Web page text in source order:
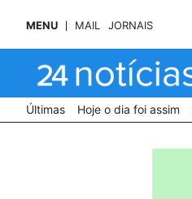
MENU MAIL JORNAIS
Últimas Hoje o dia foi assim